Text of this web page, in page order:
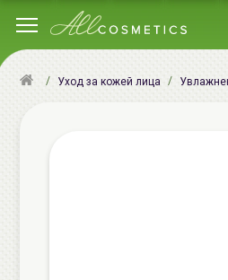
Уход за кожей лица